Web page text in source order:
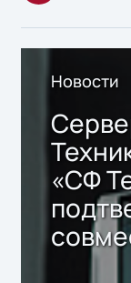
Новости
«СФ